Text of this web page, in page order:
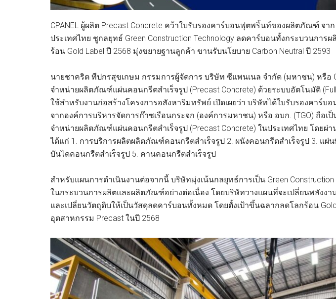
CPANEL ผู้ผลิต Precast Concrete คว้าใบรับรองคาร์บอนฟุตพริ้นท์ของผลิตภัณฑ์ จาก
ประเทศไทย ชูกลยุทธ์ Green Construction Technology ลดคาร์บอนทั้งกระบวนการ
ร้อน Gold Label ปี 2568 มุ่งขยายฐานลูกค้า ขานรับนโยบาย Carbon Neutral ปี 2593
นายชาคริต ทีปกรสุขเกษม กรรมการผู้จัดการ บริษัท ซีแพนเนล จำกัด (มหาชน) หรือ
จำหน่ายผลิตภัณฑ์แผ่นคอนกรีตสำเร็จรูป (Precast Concrete) ด้วยระบบอัตโนมัติ
ใช้สำหรับงานก่อสร้างโครงการอสังหาริมทรัพย์ เปิดเผยว่า บริษัทได้ใบรับรองคาร์
จากองค์การบริหารจัดการก๊าซเรือนกระจก (องค์การมหาชน) หรือ อบก. (TGO) ถือเ
จำหน่ายผลิตภัณฑ์แผ่นคอนกรีตสำเร็จรูป (Precast Concrete) ในประเทศไทย โดยผ่า
ได้แก่ 1. การบริการผลิตผลิตภัณฑ์คอนกรีตสำเร็จรูป 2. ผนังคอนกรีตสำเร็จรูป 3. แผ่
บันไดคอนกรีตสำเร็จรูป 5. คานคอนกรีตสำเร็จรูป
สำหรับแผนการดำเนินงานต่อจากนี้ บริษัทมุ่งเน้นกลยุทธ์การเป็น Green
ในกระบวนการผลิตและผลิตภัณฑ์อย่างต่อเนื่อง โดยบริษัทวางแผนที่จะเปลี่ยนพลังงาน
และเปลี่ยนวัตถุดิบให้เป็นวัสดุลดคาร์บอนทั้งหมด โดยตั้งเป้าขึ้นฉลากลดโลกร้อน
อุตสาหกรรม Precast ในปี 2568